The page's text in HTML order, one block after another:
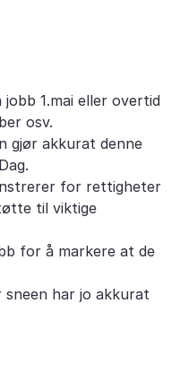
1.mai eller overtid
osv.
gjør akkurat denne
for rettigheter
til viktige
for å markere at de
sneen har jo akkurat